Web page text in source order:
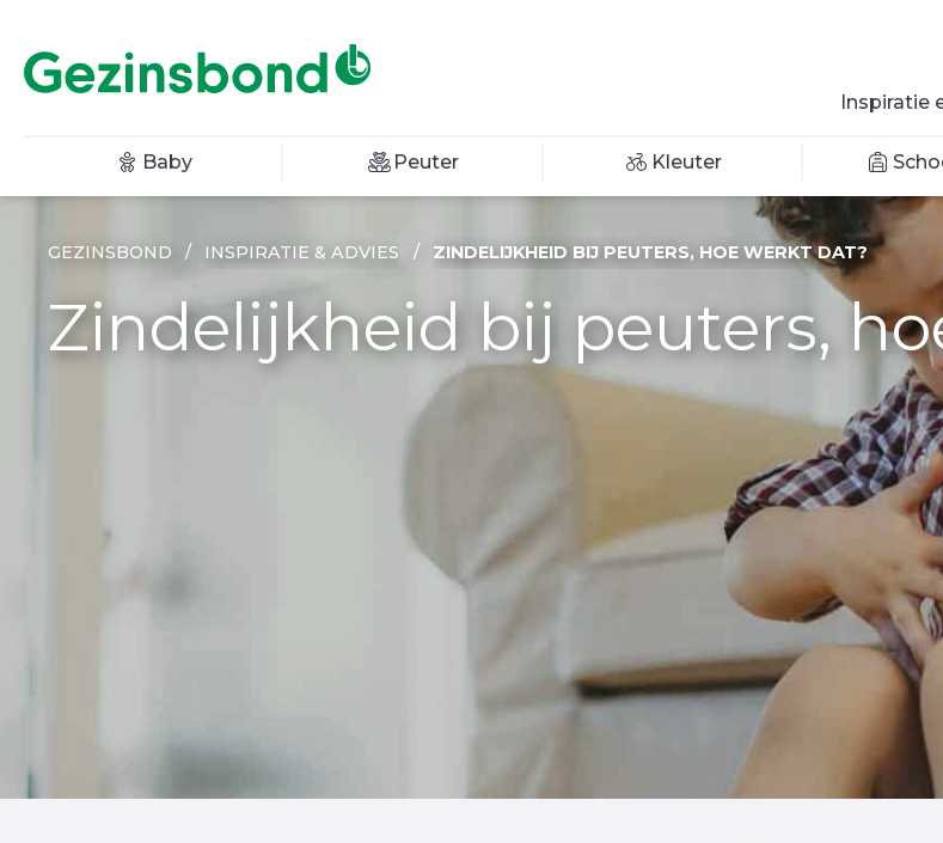
Inspiratie
Baby Peuter Kleuter
GEZINSBOND / INSPIRATIE & ADVIES / ZINDELIJKHEID BIJ PEUTERS, HOE WERKT DAT?
Zindelijkheid bij peuters,